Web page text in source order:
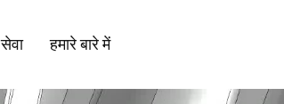
सेवा हमारे बारे में